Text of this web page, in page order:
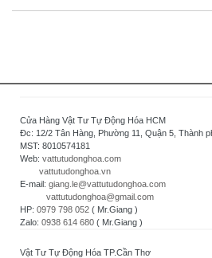
Cửa Hàng Vật Tư Tự Động Hóa HCM
Đc: 12/2 Tân Hàng, Phường 11, Quận 5, Thành
MST: 8010574181
Web: vattutudonghoa.com
vattutudonghoa.vn
E-mail: giang.le@vattutudonghoa.com
vattutudonghoa@gmail.com
HP: 0979 798 052 ( Mr.Giang )
Zalo: 0938 614 680 ( Mr.Giang )
Vật Tư Tự Động Hóa TP.Cần Thơ